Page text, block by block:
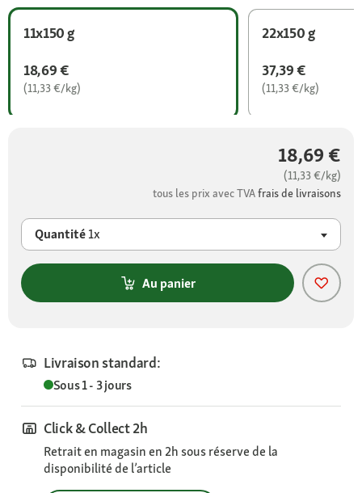
11x150 g
18,69 €
(11,33 €/kg)
22x150 g
37,39 €
(11,33 €/kg)
18,69 €
(11,33 €/kg)
tous les prix avec TVAfrais de livraisons
Quantité1x
Au panier
Livraison standard:
Sous 1 - 3 jours
Click & Collect 2h
Retrait en magasin en 2h sous réserve de la
disponibilité de l’article